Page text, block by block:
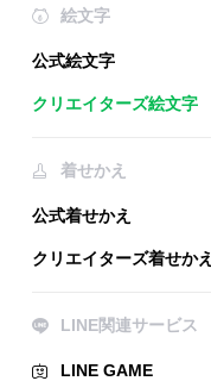
絵文字
公式絵文字
クリエイターズ絵文字
着せかえ
公式着せかえ
クリエイターズ着せかえ
LINE関連サービス
LINE GAME